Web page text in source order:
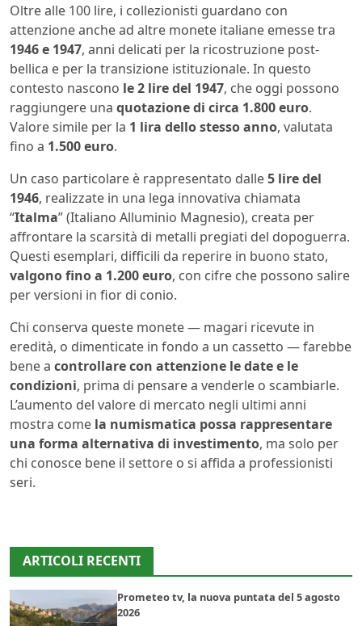
Oltre alle 100 lire, i collezionisti guardano con
attenzione anche ad altre monete italiane emesse tra
1946 e 1947, anni delicati per la ricostruzione post-
bellica e per la transizione istituzionale. In questo
contesto nascono le 2 lire del 1947, che oggi possono
raggiungere una quotazione di circa 1.800 euro.
Valore simile per la 1 lira dello stesso anno, valutata
fino a 1.500 euro.
Un caso particolare è rappresentato dalle5 lire del
1946, realizzate in una lega innovativa chiamata
“Italma” (Italiano Alluminio Magnesio), creata per
affrontare la scarsità di metalli pregiati del dopoguerra.
Questi esemplari, difficili da reperire in buono stato,
valgono fino a 1.200 euro, con cifre che possono salire
per versioni in fior di conio.
Chi conserva queste monete — magari ricevute in
eredità, o dimenticate in fondo a un cassetto — farebbe
bene a controllare con attenzione le date e le
condizioni, prima di pensare a venderle o scambiarle.
L’aumento del valore di mercato negli ultimi anni
mostra come la numismatica possa rappresentare
una forma alternativa di investimento, ma solo per
chi conosce bene il settore o si affida a professionisti
seri.
ARTICOLI RECENTI
Prometeo tv, la nuova puntata del 5 agosto
2026